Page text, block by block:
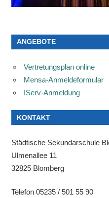
ANGEBOTE
Vertretungsplan online
Mensa-Anmeldeformular
IServ-Anmeldung
KONTAKT
Städtische Sekundarschule
Ulmenallee 11
32825 Blomberg
Telefon 05235 / 501 55 90